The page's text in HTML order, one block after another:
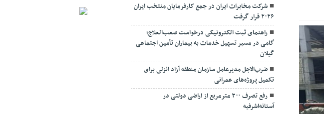
شرکت مخابرات ایران در جمع کارفرمایان منتخب ایران
۲۰۲۶ قرار گرفت
راهنمای ثبت الکترونیکی درخواست صعب‌العلاج؛
گامی در مسیر تسهیل خدمات به بیماران تأمین اجتماعی
گیلان
ضرب‌الاجل مدیرعامل سازمان منطقه آزاد انزلی برای
تکمیل پروژه‌های عمرانی
رفع تصرف ۳۰۰ مترمربع از اراضی دولتی در
آستانه‌اشرفیه